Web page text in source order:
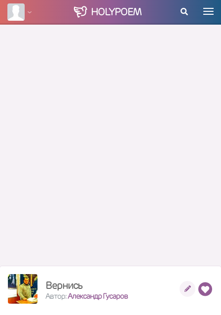
HOLYPOEM
Вернись
Автор:Александр Гусаров